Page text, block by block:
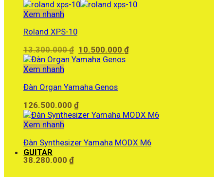
Xem nhanh
Roland XPS-10
13.300.000₫ Giá
gốc
10.500.000₫Giá
Xem nhanh
Đàn Organ Yamaha Genos
126.500.000 ₫
Xem nhanh
Đàn Synthesizer Yamaha MODX M6
38.280.000 ₫
GUITAR